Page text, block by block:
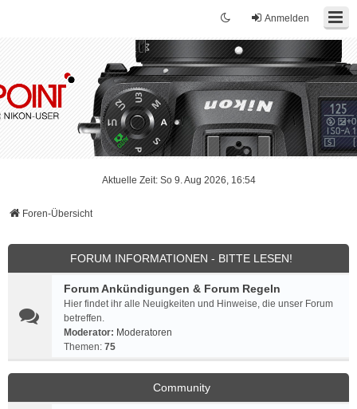
Anmelden
Aktuelle Zeit: So 9. Aug 2026, 16:54
Foren-Übersicht
FORUM INFORMATIONEN - BITTE LESEN!
Forum Ankündigungen & Forum Regeln
Hier findet ihr alle Neuigkeiten und Hinweise, die unser Forum
betreffen.
Moderator: Moderatoren
Themen: 75
Community